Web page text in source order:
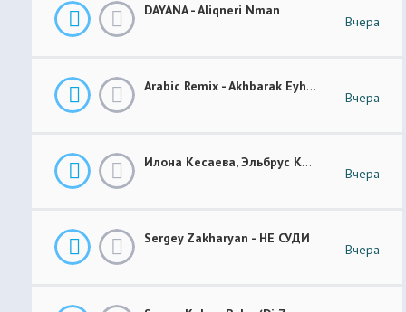
DAYANA - Aliqneri Nman
Вчера
Arabic Remix - Akhbarak Eyh (Prod. Elsen Pro)
Вчера
Илона Кесаева, Эльбрус Кесаев - Поздняя Любовь Премьера Трека 2026
Вчера
Sergey Zakharyan - НЕ СУДИ
Вчера